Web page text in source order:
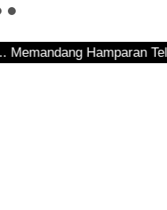
Hamparan